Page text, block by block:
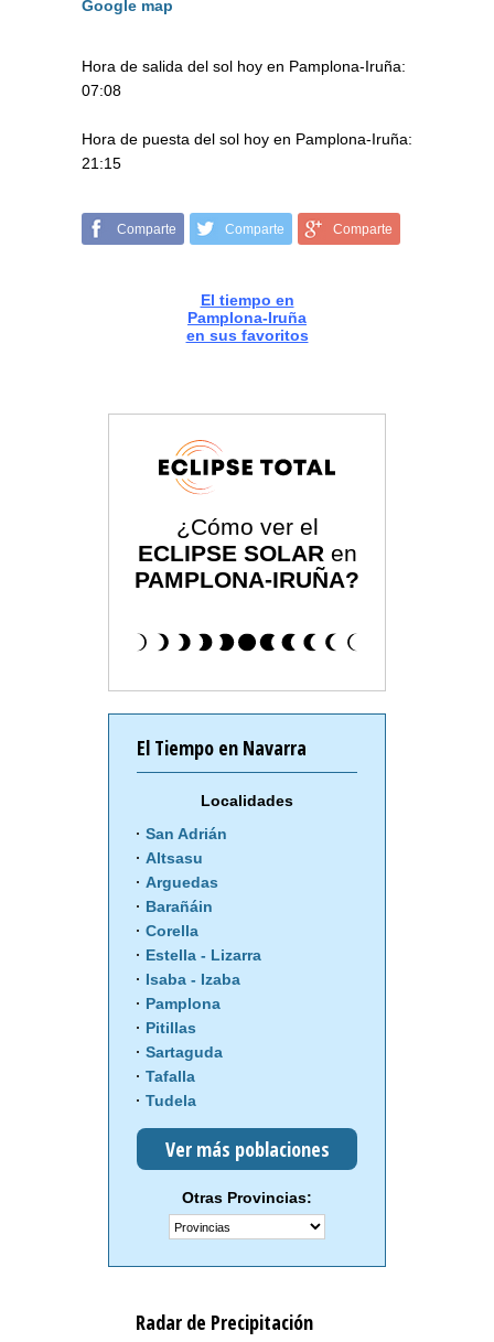
Google map
Hora de salida del sol hoy en Pamplona-Iruña:
07:08
Hora de puesta del sol hoy en Pamplona-Iruña:
21:15
Comparte Comparte Comparte
El tiempo en
Pamplona-Iruña
en sus favoritos
¿Cómo ver el
ECLIPSE SOLAR en
PAMPLONA-IRUÑA?
El Tiempo en Navarra
Localidades
San Adrián
Altsasu
Arguedas
Barañáin
Corella
Estella - Lizarra
Isaba - Izaba
Pamplona
Pitillas
Sartaguda
Tafalla
Tudela
Ver más poblaciones
Otras Provincias:
Radar de Precipitación